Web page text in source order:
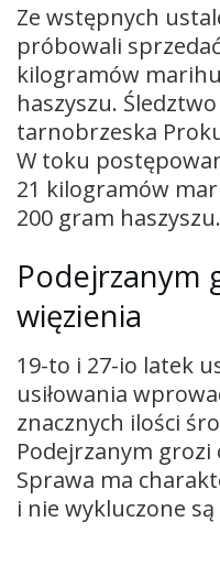
Ze wstępnych
próbowali
kilogramów
haszyszu.
tarnobrzeska
W toku
21 kilogramów
200 gram haszyszu.
Podejrzanym
więzienia
19-to i 27-io latek
usiłowania
znacznych ilości
Podejrzanym grozi
Sprawa ma
i nie wykluczone